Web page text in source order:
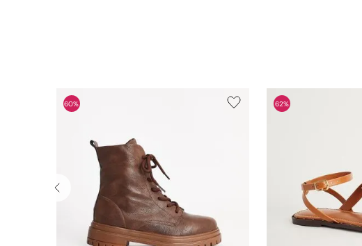
60% 62%